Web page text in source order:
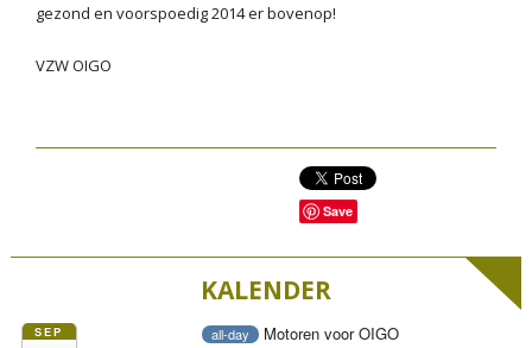
gezond en voorspoedig 2014 er bovenop!
VZW OIGO
Save
KALENDER
SEP all-day Motoren voor OIGO